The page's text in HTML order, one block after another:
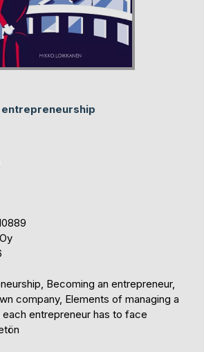
Becoming an entrepreneur,
company, Elements of managing a
entrepreneur has to face